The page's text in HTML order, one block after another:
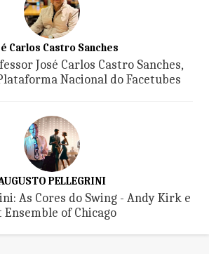
Carlos Castro Sanches
José Carlos Castro Sanches,
Nacional do Facetubes
PELLEGRINI
As Cores do Swing - Andy Kirk e
Ensemble of Chicago